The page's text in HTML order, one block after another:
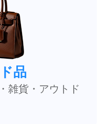
品
雑貨・アウトド